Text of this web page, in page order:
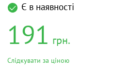
Є в наявності
191 грн.
Слідкувати за ціною